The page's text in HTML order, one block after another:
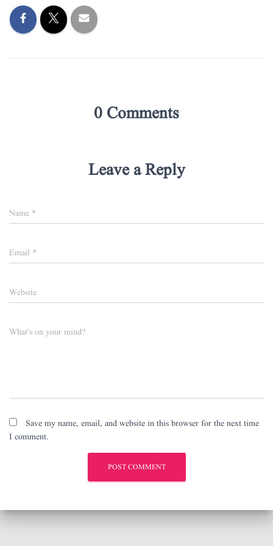
0 Comments
Leave a Reply
Name *
Email *
Website
What's on your mind?
Save my name, email, and website in this browser for the next time
I comment.